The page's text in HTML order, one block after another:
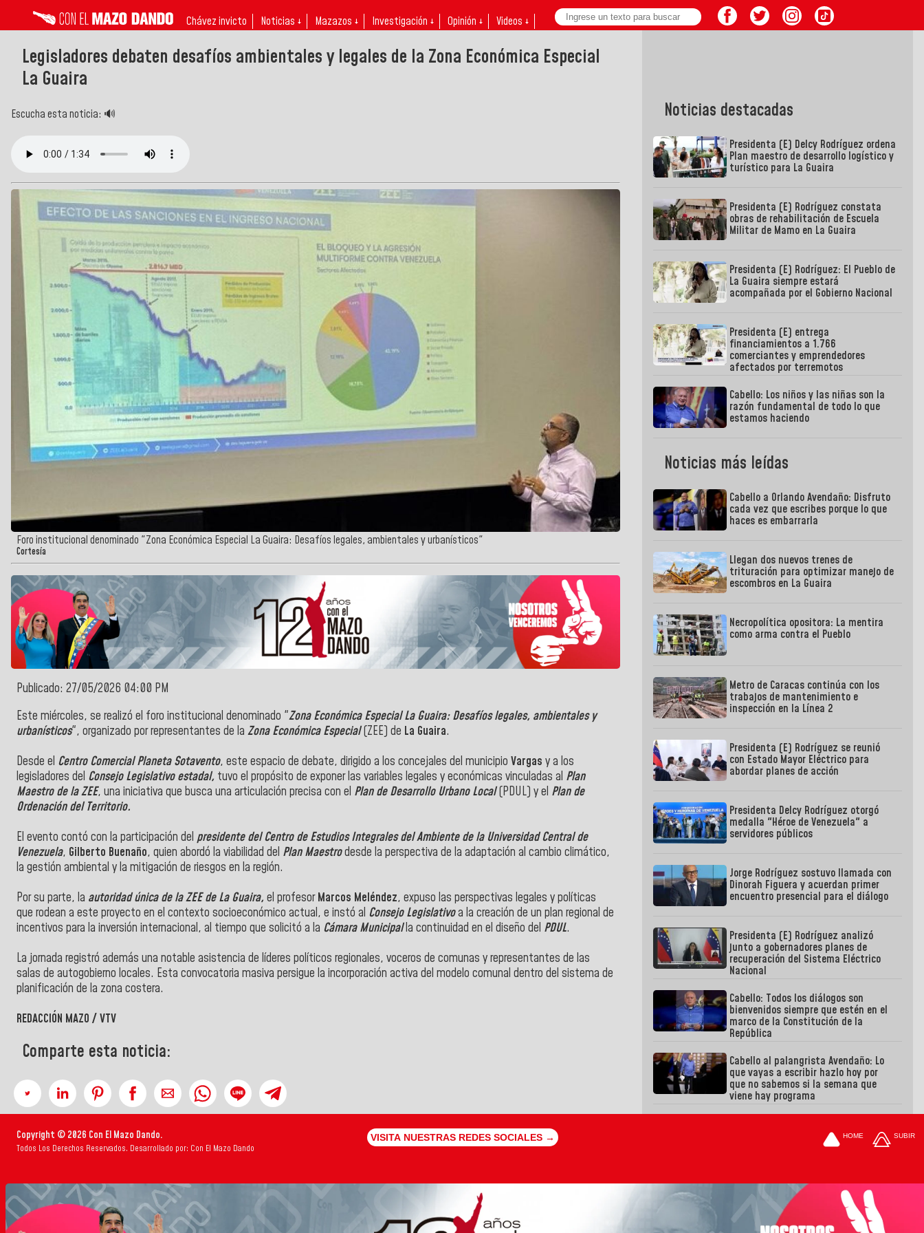
Chávez invicto Noticias ↓ Mazazos ↓ Investigación ↓ Opinión ↓ Videos ↓
Legisladores debaten desafíos ambientales y legales de la Zona Económica Especial
La Guaira
Escucha esta noticia: 🔊
Foro institucional denominado "Zona Económica Especial La Guaira: Desafíos legales, ambientales y urbanísticos"
Cortesía
Publicado: 27/05/2026 04:00 PM
Este miércoles, se realizó el foro institucional denominado "Zona Económica Especial La Guaira: Desafíos legales, ambientales y
urbanísticos", organizado por representantes de la Zona Económica Especial(ZEE) de La Guaira.
Desde el Centro Comercial Planeta Sotavento, este espacio de debate, dirigido a los concejales del municipio Vargas y a los
legisladores del Consejo Legislativo estadal, tuvo el propósito de exponer las variables legales y económicas vinculadas al Plan
Maestro de la ZEE, una iniciativa que busca una articulación precisa con el Plan de Desarrollo Urbano Local(PDUL) y el Plan de
Ordenación del Territorio.
El evento contó con la participación del presidente del Centro de Estudios Integrales del Ambiente de la Universidad Central de
Venezuela, Gilberto Buenaño, quien abordó la viabilidad del Plan Maestrodesde la perspectiva de la adaptación al cambio climático,
la gestión ambiental y la mitigación de riesgos en la región.
Por su parte, la autoridad única de la ZEE de La Guaira, el profesorMarcos Meléndez, expuso las perspectivas legales y políticas
que rodean a este proyecto en el contexto socioeconómico actual, e instó al Consejo Legislativoa la creación de un plan regional de
incentivos para la inversión internacional, al tiempo que solicitó a la Cámara Municipalla continuidad en el diseño del PDUL.
La jornada registró además una notable asistencia de líderes políticos regionales, voceros de comunas y representantes de las
salas de autogobierno locales. Esta convocatoria masiva persigue la incorporación activa del modelo comunal dentro del sistema de
planificación de la zona costera.
REDACCIÓN MAZO / VTV
Comparte esta noticia:
Noticias destacadas
Presidenta (E) Delcy Rodríguez ordena
Plan maestro de desarrollo logístico y
turístico para La Guaira
Presidenta (E) Rodríguez constata
obras de rehabilitación de Escuela
Militar de Mamo en La Guaira
Presidenta (E) Rodríguez: El Pueblo de
La Guaira siempre estará
acompañada por el Gobierno Nacional
Presidenta (E) entrega
financiamientos a 1.766
comerciantes y emprendedores
afectados por terremotos
Cabello: Los niños y las niñas son la
razón fundamental de todo lo que
estamos haciendo
Noticias más leídas
Cabello a Orlando Avendaño: Disfruto
cada vez que escribes porque lo que
haces es embarrarla
Llegan dos nuevos trenes de
trituración para optimizar manejo de
escombros en La Guaira
Necropolítica opositora: La mentira
como arma contra el Pueblo
Metro de Caracas continúa con los
trabajos de mantenimiento e
inspección en la Línea 2
Presidenta (E) Rodríguez se reunió
con Estado Mayor Eléctrico para
abordar planes de acción
Presidenta Delcy Rodríguez otorgó
medalla "Héroe de Venezuela" a
servidores públicos
Jorge Rodríguez sostuvo llamada con
Dinorah Figuera y acuerdan primer
encuentro presencial para el diálogo
Presidenta (E) Rodríguez analizó
junto a gobernadores planes de
recuperación del Sistema Eléctrico
Nacional
Cabello: Todos los diálogos son
bienvenidos siempre que estén en el
marco de la Constitución de la
República
Cabello al palangrista Avendaño: Lo
que vayas a escribir hazlo hoy por
que no sabemos si la semana que
viene hay programa
Copyright © 2026 Con El Mazo Dando.
Todos Los Derechos Reservados. Desarrollado por: Con El Mazo Dando
VISITA NUESTRAS REDES SOCIALES → HOME SUBIR